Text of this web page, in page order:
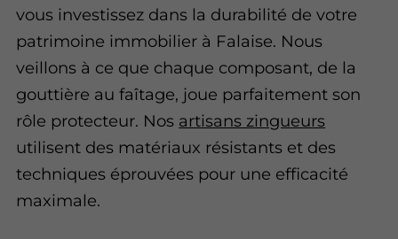
vous investissez dans la durabilité de votre
patrimoine immobilier à Falaise. Nous
veillons à ce que chaque composant, de la
gouttière au faîtage, joue parfaitement son
rôle protecteur. Nos artisans zingueurs
utilisent des matériaux résistants et des
techniques éprouvées pour une efficacité
maximale.